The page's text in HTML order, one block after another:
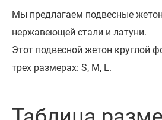
Мы предлагаем подвесные
нержавеющей стали и латуни.
Этот подвесной жетон круглой
трех размерах: S, M, L.